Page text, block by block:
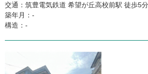
交通：筑豊電気鉄道 希望が丘高校前駅 徒歩5分
築年月：‐
構造：-